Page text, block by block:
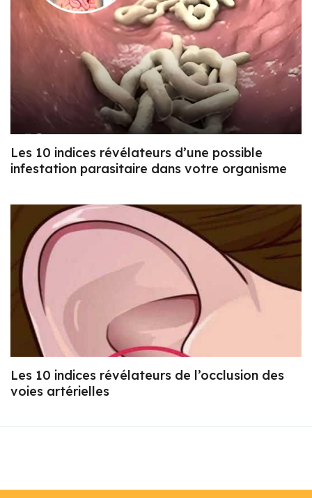
Les 10 indices révélateurs d’une possible
infestation parasitaire dans votre organisme
Les 10 indices révélateurs de l’occlusion des
voies artérielles